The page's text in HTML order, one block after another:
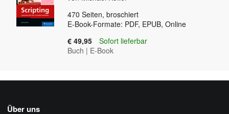
470 Seiten, broschiert
E-Book-Formate: PDF, EPUB, Online
€ 49,95
Sofort lieferbar
Buch | E-Book
Über uns